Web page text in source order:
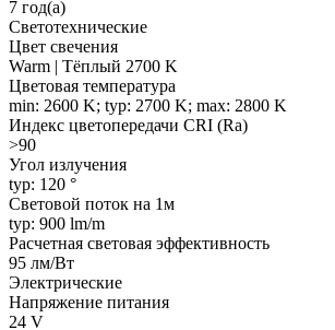
7 год(а)
Светотехнические
Цвет свечения
Warm | Тёплый 2700 K
Цветовая температура
min: 2600 K; typ: 2700 K; max: 2800 K
Индекс цветопередачи CRI (Ra)
>90
Угол излучения
typ: 120 °
Световой поток на 1м
typ: 900 lm/m
Расчетная световая эффективность
95 лм/Вт
Электрические
Напряжение питания
24 V